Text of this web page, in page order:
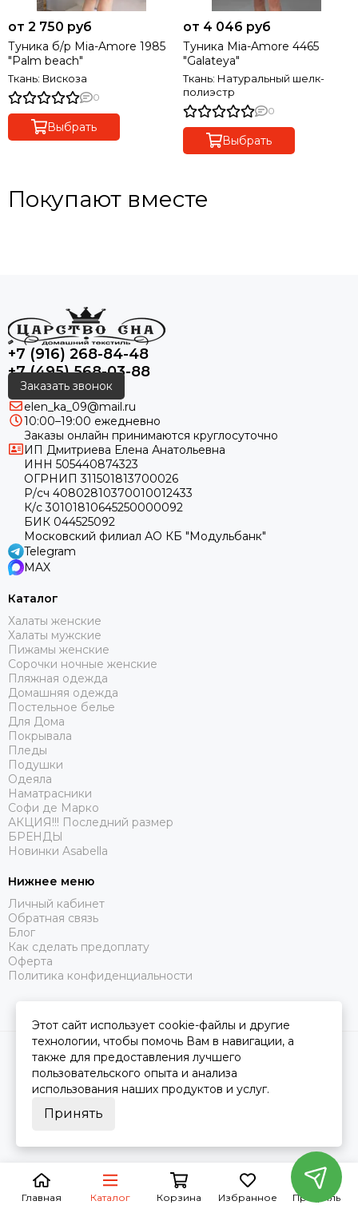
от 2 750 руб
Туника б/р Mia-Amore 1985
"Palm beach"
Ткань: Вискоза
0
Выбрать
от 4 046 руб
Туника Mia-Amore 4465
"Galateya"
Ткань: Натуральный шелк-
полиэстр
0
Выбрать
Покупают вместе
+7 (916) 268-84-48
+7 (495) 568-03-88
Заказать звонок
elen_ka_09@mail.ru
10:00–19:00 ежедневно
Заказы онлайн принимаются круглосуточно
ИП Дмитриева Елена Анатольевна
ИНН 505440874323
ОГРНИП 311501813700026
Р/сч 40802810370010012433
К/с 30101810645250000092
БИК 044525092
Московский филиал АО КБ "Модульбанк"
Telegram
MAX
Каталог
Халаты женские
Халаты мужские
Пижамы женские
Сорочки ночные женские
Пляжная одежда
Домашняя одежда
Постельное белье
Для Дома
Покрывала
Пледы
Подушки
Одеяла
Наматрасники
Софи де Марко
АКЦИЯ!!! Последний размер
БРЕНДЫ
Новинки Asabella
Нижнее меню
Личный кабинет
Обратная связь
Блог
Как сделать предоплату
Оферта
Политика конфиденциальности
2026 © Царство Сна.Карта сайта
Главная Каталог Корзина Избранное Профиль
Этот сайт использует cookie-файлы и другие
технологии, чтобы помочь Вам в навигации, а
также для предоставления лучшего
пользовательского опыта и анализа
использования наших продуктов и услуг.
Принять